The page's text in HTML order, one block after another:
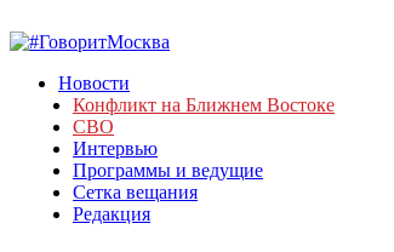
Новости
Конфликт на Ближнем Востоке
СВО
Интервью
Программы и ведущие
Сетка вещания
Редакция